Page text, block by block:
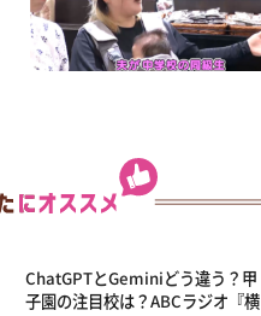
ChatGPTとGeminiどう違う？甲
子園の注目校は？ABCラジオ『横